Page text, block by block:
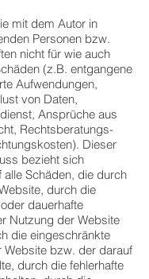
mit dem Autor in
Personen bzw.
nicht für wie auch
(z.B. entgangene
Aufwendungen,
von Daten,
Ansprüche aus
Rechtsberatungs-
Dieser
bezieht sich
alle Schäden, die durch
durch die
dauerhafte
Nutzung der Website
die eingeschränkte
Website bzw. der darauf
durch die fehlerhafte